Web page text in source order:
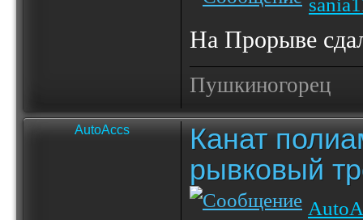
На Прорыве
Пушкиногорец
AutoAccs
Канат
рывковый